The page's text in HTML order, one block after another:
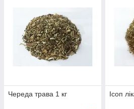
Череда трава 1 кг Ісоп